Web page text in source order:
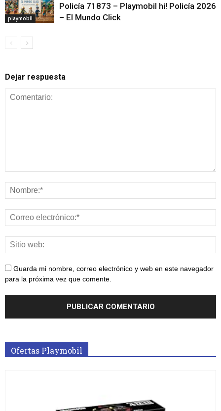
playmobil
Policía 71873 – Playmobil hi! Policía 2026
– El Mundo Click
Dejar respuesta
Guarda mi nombre, correo electrónico y web en este navegador
para la próxima vez que comente.
Ofertas Playmobil